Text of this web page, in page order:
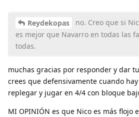
Reydekopas
no. Creo que si
es mejor que Navarro en todas las
todas.
muchas gracias por responder y dar
crees que defensivamente cuando
replegar y jugar en 4/4 con bloque
MI OPINIÓN es que Nico es más flojo